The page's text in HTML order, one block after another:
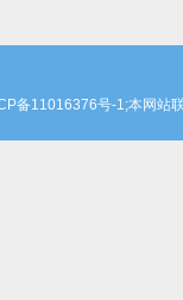
备11016376号-1;本网站